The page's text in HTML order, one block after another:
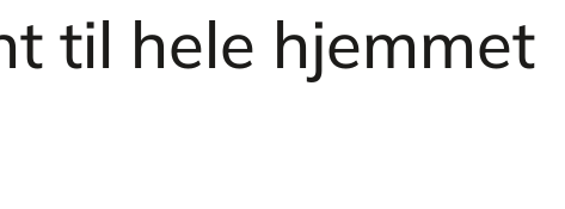
til hele hjemmet